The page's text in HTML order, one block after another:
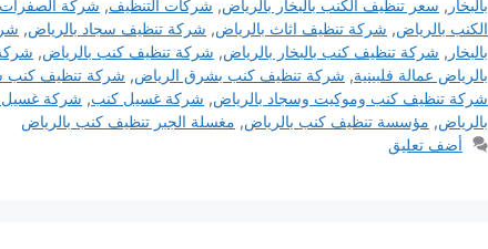
بالبخار , سعر تنظيف الكنب بالبخار بالرياض, شركات التنظيف, شركة
الكنب بالرياض, شركة تنظيف اثاث بالرياض, شركة تنظيف سجاد بالرياض,
بالبخار , شركة تنظيف كنب بالبخار بالرياض, شركة تنظيف كنب بالرياض,
بالرياض عمالة فلبينية, شركة تنظيف كنب بشرق الرياض, شركة تنظيف كنب
شركة تنظيف كنب وموكيت وسجاد بالرياض, شركة غسيل كنب, شركة غسيل
بالرياض, مؤسسة تنظيف كنب بالرياض, مغسلة الجبر تنظيف كنب بالرياض
أضف تعليق